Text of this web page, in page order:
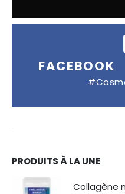
FACEBOOK
PRODUITS À LA UNE
Collagène